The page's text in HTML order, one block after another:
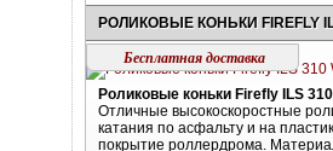
Бесплатная доставка
Роликовые коньки Firefly ILS
Отличные высокоскоростные
катания по асфальту и на
покрытие роллердрома.